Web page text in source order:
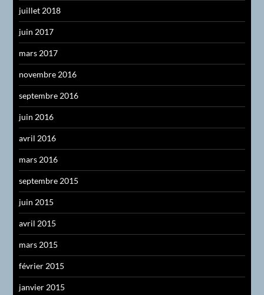
juillet 2018
juin 2017
mars 2017
novembre 2016
septembre 2016
juin 2016
avril 2016
mars 2016
septembre 2015
juin 2015
avril 2015
mars 2015
février 2015
janvier 2015